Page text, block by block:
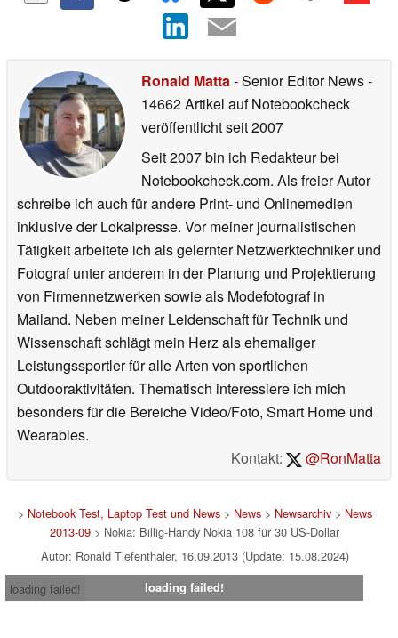
Ronald Matta- Senior Editor News-
14662 Artikel auf Notebookcheck
veröffentlichtseit 2007
Seit 2007 bin ich Redakteur bei
Notebookcheck.com. Als freier Autor
schreibe ich auch für andere Print- und Onlinemedien
inklusive der Lokalpresse. Vor meiner journalistischen
Tätigkeit arbeitete ich als gelernter Netzwerktechniker und
Fotograf unter anderem in der Planung und Projektierung
von Firmennetzwerken sowie als Modefotograf in
Mailand. Neben meiner Leidenschaft für Technik und
Wissenschaft schlägt mein Herz als ehemaliger
Leistungssportler für alle Arten von sportlichen
Outdooraktivitäten. Thematisch interessiere ich mich
besonders für die Bereiche Video/Foto, Smart Home und
Wearables.
Kontakt:
@RonMatta
> Notebook Test, Laptop Test und News> News> Newsarchiv> News
2013-09 > Nokia: Billig-Handy Nokia 108 für 30 US-Dollar
Autor: Ronald Tiefenthäler, 16.09.2013 (Update: 15.08.2024)
loading failed!
loading failed!